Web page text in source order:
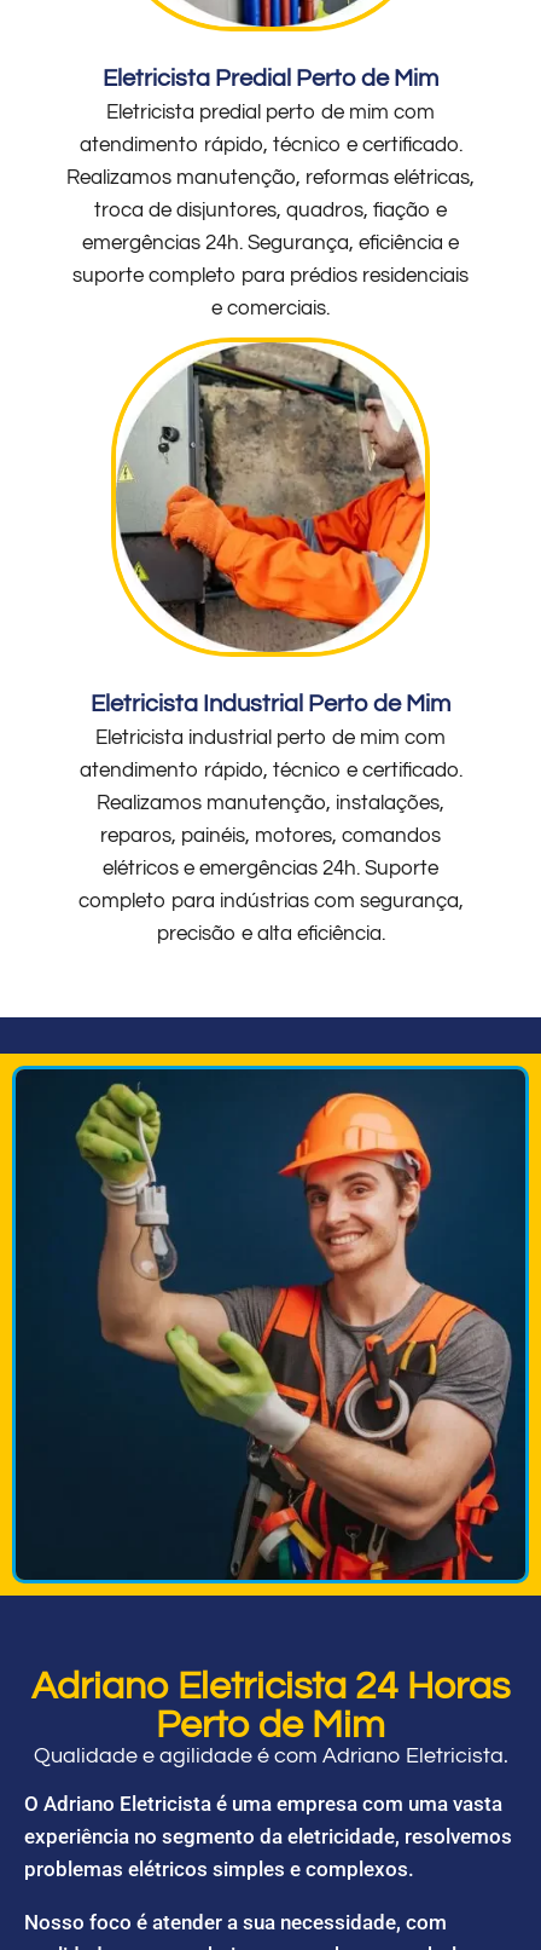
Eletricista Predial Perto de Mim
Eletricista predial perto de mim com
atendimento rápido, técnico e certificado.
Realizamos manutenção, reformas elétricas,
troca de disjuntores, quadros, fiação e
emergências 24h. Segurança, eficiência e
suporte completo para prédios residenciais
e comerciais.
Eletricista Industrial Perto de Mim
Eletricista industrial perto de mim com
atendimento rápido, técnico e certificado.
Realizamos manutenção, instalações,
reparos, painéis, motores, comandos
elétricos e emergências 24h. Suporte
completo para indústrias com segurança,
precisão e alta eficiência.
Adriano Eletricista 24 Horas
Perto de Mim
Qualidade e agilidade é com Adriano Eletricista.
O Adriano Eletricista é uma empresa com uma vasta
experiência no segmento da eletricidade, resolvemos
problemas elétricos simples e complexos.
Nosso foco é atender a sua necessidade, com